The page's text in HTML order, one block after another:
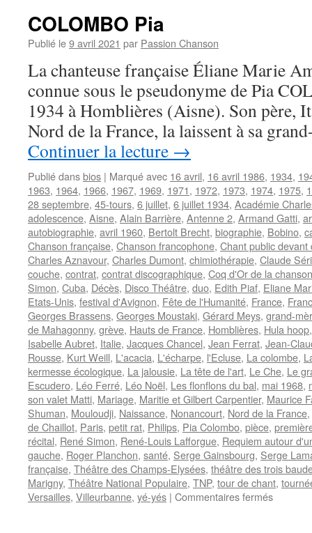
COLOMBO Pia
Publié le9 avril 2021 par Passion Chanson
La chanteuse française Éliane Marie
connue sous le pseudonyme de Pia
1934 à Homblières (Aisne). Son père,
Nord de la France, la laissent à sa
Continuer la lecture →
Publié dansbios | Marqué avec 16 avril, 16 avril 1986, 1934,
1963, 1964, 1966, 1967, 1969, 1971, 1972, 1973, 1974, 1975,
28 septembre, 45-tours, 6 juillet, 6 juillet 1934, Académie
adolescence, Aisne, Alain Barrière, Antenne 2, Armand Gatti,
autobiographie, avril 1960, Bertolt Brecht, biographie, Bobino,
Chanson française, Chanson francophone, Chant public
Charles Aznavour, Charles Dumont, chimiothérapie, Claude
couche, contrat, contrat discographique, Coq d'Or de la
Simon, Cuba, Décès, Disco Théâtre, duo, Edith Piaf, Eliane
Etats-Unis, festival d'Avignon, Fête de l'Humanité, France,
Georges Brassens, Georges Moustaki, Gérard Meys, grand-
de Mahagonny, grève, Hauts de France, Homblières, Hula hoop
Isabelle Aubret, Italie, Jacques Chancel, Jean Ferrat, Jean-
Rousse, Kurt Weill, L'acacia, L'écharpe, l'Ecluse, La colombe,
kermesse écologique, La jalousie, La tête de l'art, Le Che, Le
Escudero, Léo Ferré, Léo Noël, Les flonflons du bal, mai 1968,
son valet Matti, Mariage, Maritie et Gilbert Carpentier, Maurice
Shuman, Mouloudji, Naissance, Nonancourt, Nord de la France,
de Chaillot, Paris, petit rat, Philips, Pia Colombo, pièce,
récital, René Simon, René-Louis Lafforgue, Requiem autour
gauche, Roger Planchon, santé, Serge Gainsbourg, Serge
française, Théâtre des Champs-Elysées, théâtre des trois
Marigny, Théâtre National Populaire, TNP, tour de chant,
Versailles, Villeurbanne, yé-yés | Commentaires ferméssur